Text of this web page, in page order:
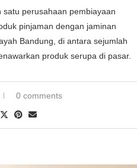
perusahaan pembiayaan
pinjaman dengan jaminan
Bandung, di antara sejumlah
produk serupa di pasar.
0 comments